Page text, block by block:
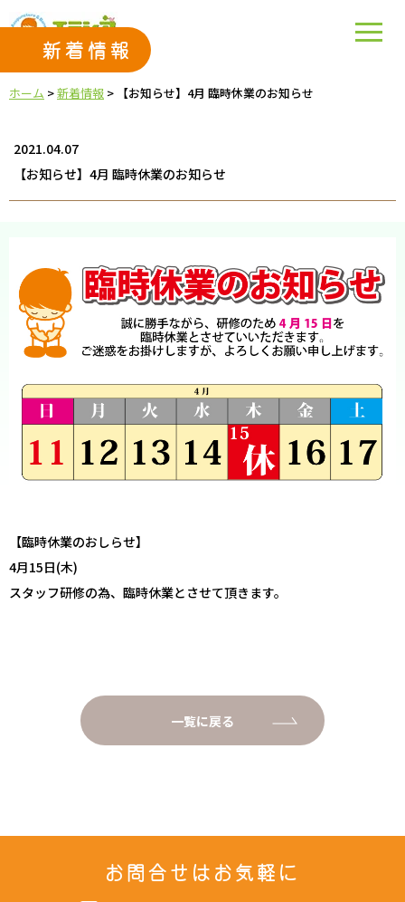
新着情報
ホーム >新着情報 > 【お知らせ】4月 臨時休業のお知らせ
2021.04.07
【お知らせ】4月 臨時休業のお知らせ
【臨時休業のおしらせ】
4月15日(木)
スタッフ研修の為、臨時休業とさせて頂きます。
一覧に戻る
お問合せはお気軽に